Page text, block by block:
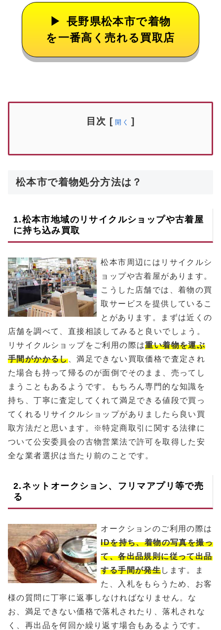
長野県松本市で着物
を一番高く売れる買取店
目次 [ 開く ]
松本市で着物処分方法は？
1.松本市地域のリサイクルショップや古着屋
に持ち込み買取
松本市周辺にはリサイクルシ
ョップや古着屋があります。
こうした店舗では、着物の買
取サービスを提供しているこ
とがあります。まずは近くの
店舗を調べて、直接相談してみると良いでしょう。
リサイクルショップをご利用の際は重い着物を運ぶ
手間がかかるし、満足できない買取価格で査定され
た場合も持って帰るのが面倒でそのまま、売ってし
まうこともあるようです。もちろん専門的な知識を
持ち、丁寧に査定してくれて満足できる値段で買っ
てくれるリサイクルショップがありましたら良い買
取方法だと思います。※特定商取引に関する法律に
ついて公安委員会の古物営業法で許可を取得した安
全な業者選択は当たり前のことです。
2.ネットオークション、フリマアプリ等で売
る
オークションのご利用の際は
IDを持ち、着物の写真を撮っ
て、各出品規則に従って出品
する手間が発生します。ま
た、入札をもらうため、お客
様の質問に丁寧に返事しなければなりません。な
お、満足できない価格で落札されたり、落札されな
く、再出品を何回か繰り返す場合もあるようです。